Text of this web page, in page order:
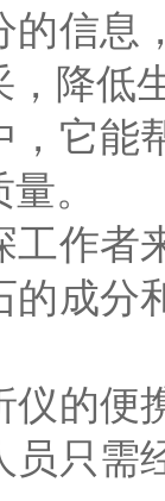
的信息
降低
能帮
。
者来
的成分
便携
员只需